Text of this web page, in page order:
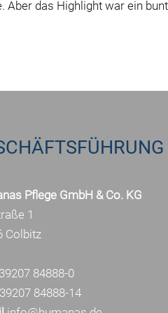
Aber das Highlight war ein
Pflege GmbH & Co. KG
1
Colbitz
84888-0
84888-14